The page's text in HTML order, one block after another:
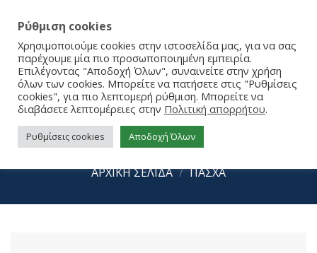
Λαμπάδα με Νεράιδα με κουτί
ΑΡΧΙΚΉ ΣΕΛΊΔΑ / ΠΑΣΧΑ
Ρύθμιση cookies
Χρησιμοποιούμε cookies στην ιστοσελίδα μας, για να σας
παρέχουμε μία πιο προσωποποιημένη εμπειρία.
Επιλέγοντας "Αποδοχή Όλων", συναινείτε στην χρήση
όλων των cookies. Μπορείτε να πατήσετε στις "Ρυθμίσεις
cookies", για πιο λεπτομερή ρύθμιση. Μπορείτε να
διαβάσετε λεπτομέρειες στην Πολιτική απορρήτου.
Ρυθμίσεις cookies Αποδοχή Όλων